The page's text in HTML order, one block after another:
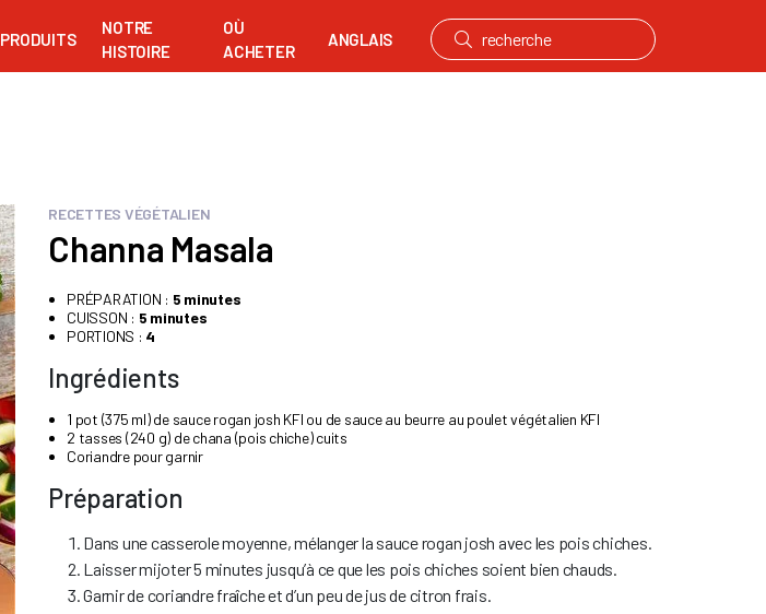
PRODUITS
NOTRE
HISTOIRE
OÙ
ACHETER
ANGLAIS
RECETTES VÉGÉTALIEN
Channa Masala
PRÉPARATION : 5 minutes
CUISSON : 5 minutes
PORTIONS : 4
Ingrédients
1 pot (375 ml) de sauce rogan josh KFI ou de sauce au beurre au poulet végétalien KFI
2 tasses (240 g) de chana (pois chiche) cuits
Coriandre pour garnir
Préparation
Dans une casserole moyenne, mélanger la sauce rogan josh avec les pois chiches.
Laisser mijoter 5 minutes jusqu’à ce que les pois chiches soient bien chauds.
Garnir de coriandre fraîche et d’un peu de jus de citron frais.